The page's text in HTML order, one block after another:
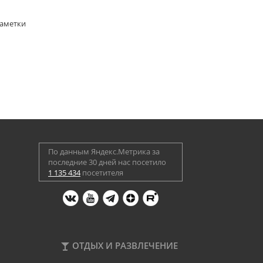
По данным Яндекс.Метрика за
последние 30 дней нас посетило
1 135 434посетителя
ОТДЫХ И РАЗВЛЕЧЕНИЕ